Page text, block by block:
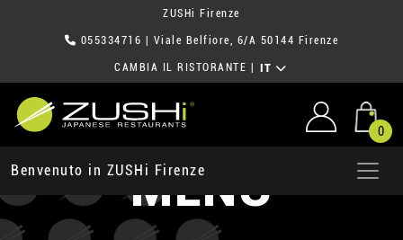
ZUSHi Firenze
055334716 | Viale Belfiore, 6/A 50144 Firenze
CAMBIA IL RISTORANTE IT
0
Benvenuto in ZUSHi Firenze
MENU